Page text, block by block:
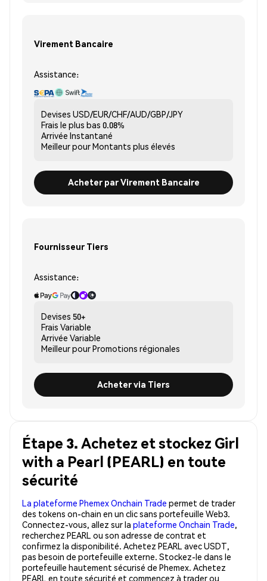
Virement Bancaire
Assistance:
Devises USD/EUR/CHF/AUD/GBP/JPY
Frais le plus bas 0.08%
Arrivée Instantané
Meilleur pourMontants plus élevés
Acheter par Virement Bancaire
Fournisseur Tiers
Assistance:
Devises 50+
Frais Variable
Arrivée Variable
Meilleur pourPromotions régionales
Acheter via Tiers
Étape 3. Achetez et stockez Girl
with a Pearl (PEARL) en toute
sécurité
La plateforme Phemex Onchain Trade permet de trader
des tokens on-chain en un clic sans portefeuille Web3.
Connectez-vous, allez sur la plateforme Onchain Trade,
recherchez PEARL ou son adresse de contrat et
confirmez la disponibilité. Achetez PEARL avec USDT,
pas besoin de portefeuille externe. Stockez-le dans le
portefeuille hautement sécurisé de Phemex. Achetez
PEARL en toute sécurité et commencez à trader ou